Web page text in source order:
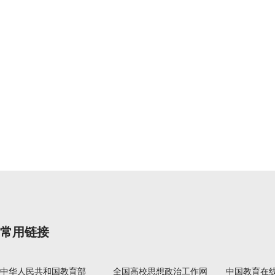
常用链接
中华人民共和国教育部 全国高校思想政治工作网 中国教育在